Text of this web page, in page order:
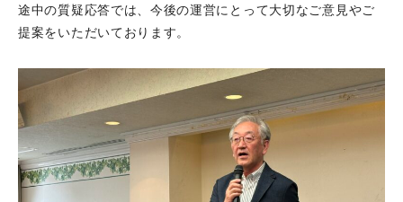
途中の質疑応答では、今後の運営にとって大切なご意見やご
提案をいただいております。